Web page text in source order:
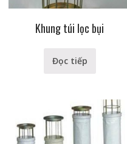
Khung túi lọc bụi
Đọc tiếp